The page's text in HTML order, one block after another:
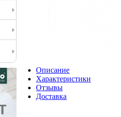
Описание
Характеристики
Отзывы
Доставка